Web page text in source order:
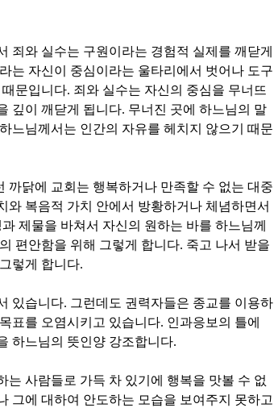
죄와 실수는 구원이라는 경험적 실제를 깨닫게
는 자신이 중심이라는 울타리에서 벗어나 도구
문입니다. 죄와 실수는 자신의 중심을 무너뜨
깊이 깨닫게 됩니다. 무너진 곳에 하느님의 말
하느님께서는 인간의 자유를 헤치지 않으기 때문
까닭에 교회는 행복하거나 만족할 수 없는 대중
와 복음적 가치 안에서 방황하거나 체념하면서
제물을 바쳐서 자신의 원하는 바를 하느님께
편안함을 위해 그렇게 합니다. 죽고 나서 받을
렇게 합니다.
있습니다. 그런데도 권력자들은 종교를 이용하
표를 오염시키고 있습니다. 인과응보의 틀에
하느님의 뜻인양 강조합니다.
사람들로 가득 차 있기에 행복을 맛볼 수 없
그에 대하여 안도하는 모습을 보여주지 못하고